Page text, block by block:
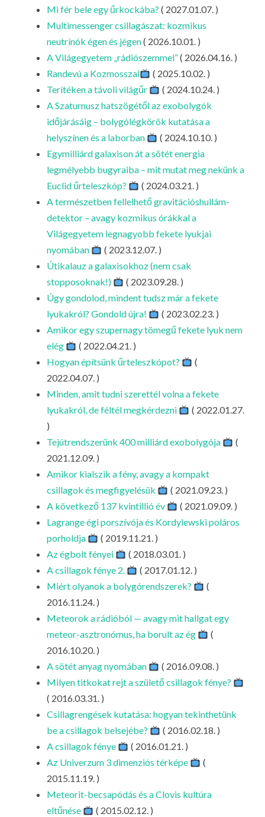
LA
G
O
KI
G
Mi fér bele egy űrkockába? ( 2027.01.07. )
Multimessenger csillagászat: kozmikus
neutrínók égen és jégen( 2026.10.01. )
A Világegyetem „rádiószemmel”( 2026.04.16. )
Randevú a Kozmosszal
( 2025.10.02. )
Terítéken a távoli világűr
( 2024.10.24. )
A Szaturnusz hatszögétől az exobolygók
időjárásáig – bolygólégkörök kutatása a
helyszínen és a laborban
( 2024.10.10. )
Egymilliárd galaxison át a sötét energia
legmélyebb bugyraiba – mit mutat meg nekünk a
Euclid űrteleszkóp?
( 2024.03.21. )
A természetben fellelhető gravitációshullám-
detektor – avagy kozmikus órákkal a
Világegyetem legnagyobb fekete lyukjai
nyomában
( 2023.12.07. )
Útikalauz a galaxisokhoz (nem csak
stopposoknak!)
( 2023.09.28. )
Úgy gondolod, mindent tudsz már a fekete
lyukakról? Gondold újra!
( 2023.02.23. )
Amikor egy szupernagy tömegű fekete lyuk nem
elég
( 2022.04.21. )
Hogyan építsünk űrteleszkópot?
(
2022.04.07. )
Minden, amit tudni szerettél volna a fekete
lyukakról, de féltél megkérdezni
( 2022.01.27.
)
Tejútrendszerünk 400 milliárd exobolygója
(
2021.12.09. )
Amikor kialszik a fény, avagy a kompakt
csillagok és megfigyelésük
( 2021.09.23. )
A következő 137 kvintillió év
( 2021.09.09. )
Lagrange égi porszívója és Kordylewski poláros
porholdja
( 2019.11.21. )
Az égbolt fényei
( 2018.03.01. )
A csillagok fénye 2.
( 2017.01.12. )
Miért olyanok a bolygórendszerek?
(
2016.11.24. )
Meteorok a rádióból — avagy mit hallgat egy
meteor-asztronómus, ha borult az ég
(
2016.10.20. )
A sötét anyag nyomában
( 2016.09.08. )
Milyen titkokat rejt a születő csillagok fénye?
( 2016.03.31. )
Csillagrengések kutatása: hogyan tekinthetünk
be a csillagok belsejébe?
( 2016.02.18. )
A csillagok fénye
( 2016.01.21. )
Az Univerzum 3 dimenziós térképe
(
2015.11.19. )
Meteorit-becsapódás és a Clovis kultúra
eltűnése
( 2015.02.12. )